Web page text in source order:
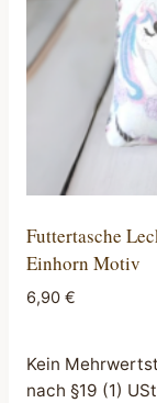
Futtertasche
Einhorn Motiv
6,90 €
Kein
nach §19 (1)